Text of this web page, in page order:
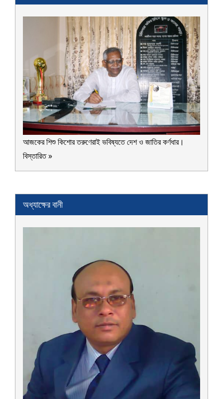
আজকের শিশু কিশোর তরুণেরাই ভবিষ্যতে দেশ ও জাতির কর্ণধার।
বিস্তারিত »
অধ্যাক্ষের বানী